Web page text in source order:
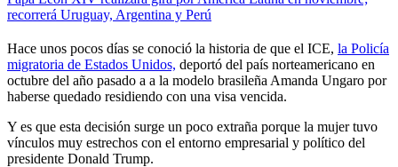
recorrerá Uruguay, Argentina y Perú
Hace unos pocos días se conoció la historia de que el ICE, la Policía
migratoria de Estados Unidos, deportó del país norteamericano en
octubre del año pasado a a la modelo brasileña Amanda Ungaro por
haberse quedado residiendo con una visa vencida.
Y es que esta decisión surge un poco extraña porque la mujer tuvo
vínculos muy estrechos con el entorno empresarial y político del
presidente Donald Trump.